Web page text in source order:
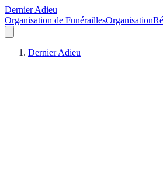
Dernier Adieu
Organisation de FunéraillesOrganisation
Dernier Adieu